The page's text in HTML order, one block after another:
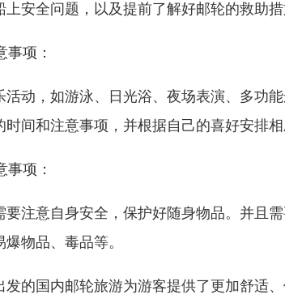
上安全问题，以及提前了解好邮轮的救助措
项：
活动，如游泳、日光浴、夜场表演、多功
间和注意事项，并根据自己的喜好安排相
事项：
要注意自身安全，保护好随身物品。并且
物品、毒品等。
发的国内邮轮旅游为游客提供了更加舒适